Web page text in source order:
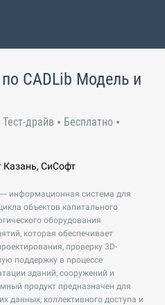
CADLib Модель и
Тест-драйв
Бесплатно
Казань, СиСофт
информационная система для
объектов капитального
оборудования
которая обеспечивает
проверку 3D-
поддержку в процессе
зданий, сооружений и
продукт предназначен для
данных, коллективного доступа и